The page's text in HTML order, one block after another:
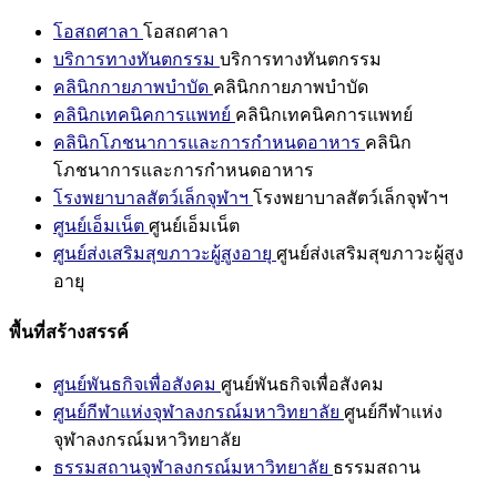
โอสถศาลา โอสถศาลา
บริการทางทันตกรรม บริการทางทันตกรรม
คลินิกกายภาพบำบัด คลินิกกายภาพบำบัด
คลินิกเทคนิคการแพทย์ คลินิกเทคนิคการแพทย์
คลินิกโภชนาการและการกำหนดอาหาร คลินิก
โภชนาการและการกำหนดอาหาร
โรงพยาบาลสัตว์เล็กจุฬาฯ โรงพยาบาลสัตว์เล็กจุฬาฯ
ศูนย์เอ็มเน็ต ศูนย์เอ็มเน็ต
ศูนย์ส่งเสริมสุขภาวะผู้สูงอายุ ศูนย์ส่งเสริมสุขภาวะผู้สูง
อายุ
พื้นที่สร้างสรรค์
ศูนย์พันธกิจเพื่อสังคม ศูนย์พันธกิจเพื่อสังคม
ศูนย์กีฬาแห่งจุฬาลงกรณ์มหาวิทยาลัย ศูนย์กีฬาแห่ง
จุฬาลงกรณ์มหาวิทยาลัย
ธรรมสถานจุฬาลงกรณ์มหาวิทยาลัย ธรรมสถาน